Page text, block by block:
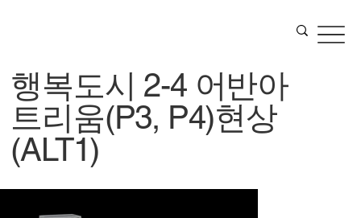
행복도시 2-4 어반아
트리움(P3, P4)현상
(ALT1)